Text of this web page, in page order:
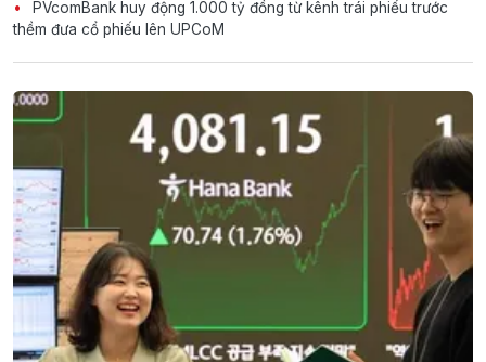
PVcomBank huy động 1.000 tỷ đồng từ kênh trái phiếu trước
thềm đưa cổ phiếu lên UPCoM